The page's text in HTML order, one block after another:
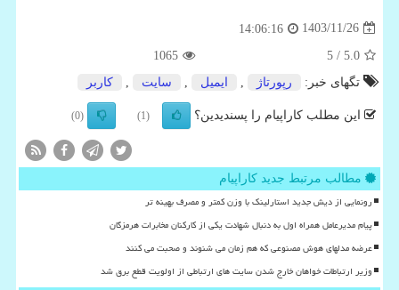
1403/11/26
14:06:16
5.0
/ 5
1065
تگهای خبر:
رپورتاژ ایمیل سایت كاربر
این مطلب کاراپیام را پسندیدین؟ (1)
(0)
مطالب مرتبط جدید کاراپیام
رونمایی از دیش جدید استارلینک با وزن کمتر و مصرف بهینه تر
پیام مدیرعامل همراه اول به دنبال شهادت یکی از کارکنان مخابرات هرمزگان
عرضه مدلهای هوش مصنوعی که هم زمان می شنوند و صحبت می کنند
وزیر ارتباطات خواهان خارج شدن سایت های ارتباطی از اولویت قطع برق شد